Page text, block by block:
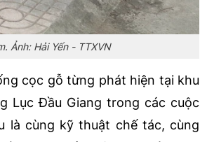
Ảnh: Hải Yến - TTXVN
cọc gỗ từng phát hiện tại khu
Lục Đầu Giang trong các cuộc
là cùng kỹ thuật chế tác, cùng